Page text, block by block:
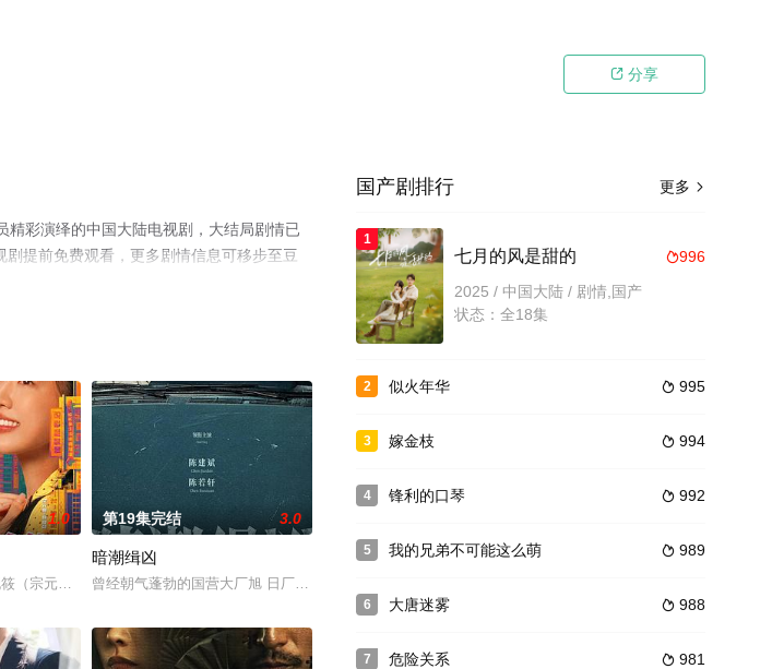
 分享
彩演绎的中国大陆电视剧，大结局剧情已
提前免费观看，更多剧情信息可移步至豆
布局，暗中操控黑骑营，利用天子阵战车夺权，却因传国玉玺之
，与鹿九、司马箜组成热血三人组，在无相城等势力交织的“江湖暗网”中携手探案，揭开真相并收
1.0
（宗元圆 饰）被姑姑逼婚换彩礼，绝境时奋力反抗改写自己的命运。她勇闯羊城，从当饭店服务员嗅到商机榨出第一桶金
第19集完结 3.0
暗潮缉凶
曾经朝气蓬勃的国营大厂旭 日厂内，一具断 足女 尸被意外发现丢弃在废弃的排污水池中，死者是厂职工子女
更多 
国产剧排行
1
996
七月的风是甜的
2025 / 中国大陆 / 剧情,国产
状态：全18集
2  995
似火年华
3  994
嫁金枝
4  992
锋利的口琴
5  989
我的兄弟不可能这么萌
6  988
大唐迷雾
7  981
危险关系